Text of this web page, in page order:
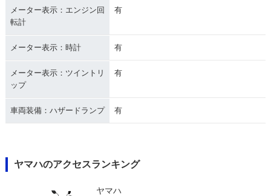
メーター表示：エンジン回
転計
有
メーター表示：時計 有
メーター表示：ツイントリ
ップ
有
車両装備：ハザードランプ 有
ヤマハのアクセスランキング
ヤマハ